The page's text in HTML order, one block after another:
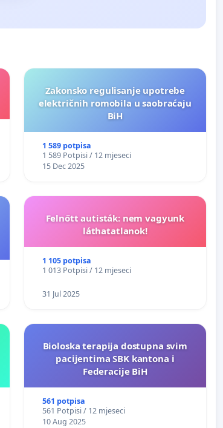
Zakonsko regulisanje upotrebe
električnih romobila u saobraćaju
BiH
1 589 potpisa
1 589 Potpisi / 12 mjeseci
15 Dec 2025
Felnőtt autisták: nem vagyunk
láthatatlanok!
1 105 potpisa
1 013 Potpisi / 12 mjeseci
31 Jul 2025
Bioloska terapija dostupna svim
pacijentima SBK kantona i
Federacije BiH
561 potpisa
561 Potpisi / 12 mjeseci
10 Aug 2025